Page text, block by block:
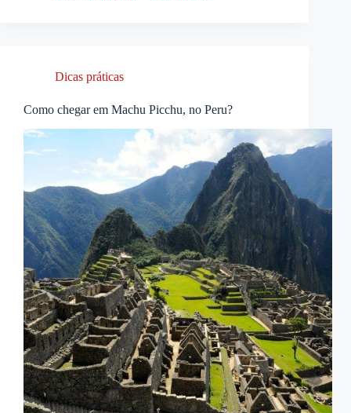
Dicas práticas
Como chegar em Machu Picchu, no Peru?